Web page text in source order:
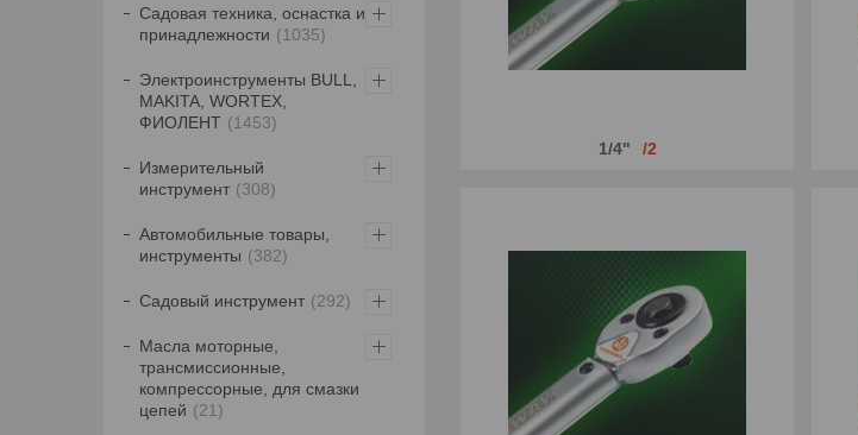
1/4" 2
Садовая техника, оснастка и
принадлежности
1035
Электроинструменты BULL,
MAKITA, WORTEX,
ФИОЛЕНТ
1453
Измерительный
инструмент
308
Автомобильные товары,
инструменты
382
Садовый инструмент 292
Масла моторные,
трансмиссионные,
компрессорные, для смазки
цепей
21